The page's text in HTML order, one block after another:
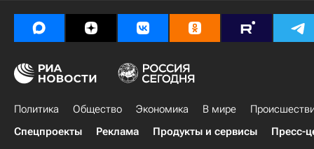
Политика Общество Экономика В мире
Спецпроекты
Реклама Продукты и сервисы Пресс-